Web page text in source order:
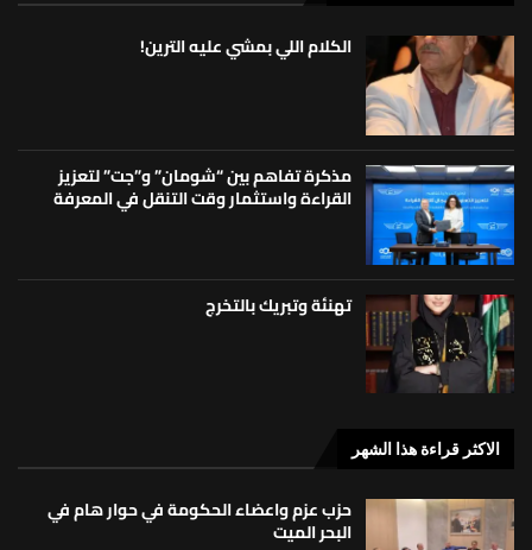
الكلام اللي بمشي عليه الترين!
مذكرة تفاهم بين “شومان” و”جت” لتعزيز
القراءة واستثمار وقت التنقل في المعرفة
تهنئة وتبريك بالتخرج
الاكثر قراءة هذا الشهر
حزب عزم واعضاء الحكومة في حوار هام في
البحر الميت